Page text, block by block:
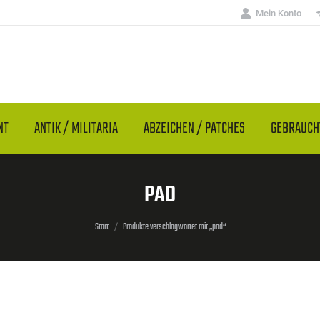
Mein Konto
ANTIK / MILITARIA ABZEICHEN / PATCHES
PAD
Sie befinden sich hier:
Start Produkte verschlagwortet mit „pad“